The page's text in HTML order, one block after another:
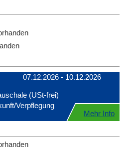
07.12.2026 - 10.12.2026
(USt-frei)
Verpflegung
Mehr Info